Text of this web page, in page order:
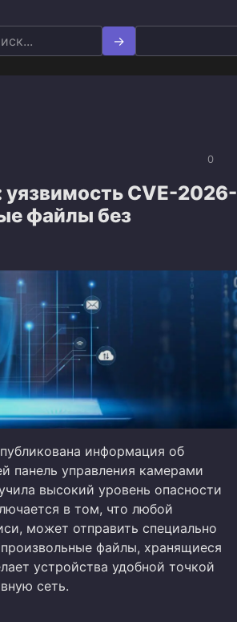
0
уязвимость CVE-2026-
файлы без
информация об
панель управления камерами
высокий уровень опасности
в том, что любой
может отправить специально
файлы, хранящиеся
устройства удобной точкой
сеть.